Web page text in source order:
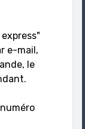
e-mail,
le